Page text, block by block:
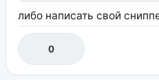
либо написать свой
0